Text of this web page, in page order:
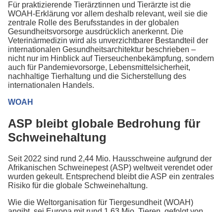
Für praktizierende Tierärztinnen und Tierärzte ist die
WOAH-Erklärung vor allem deshalb relevant, weil sie die
zentrale Rolle des Berufsstandes in der globalen
Gesundheitsvorsorge ausdrücklich anerkennt. Die
Veterinärmedizin wird als unverzichtbarer Bestandteil der
internationalen Gesundheitsarchitektur beschrieben –
nicht nur im Hinblick auf Tierseuchenbekämpfung, sondern
auch für Pandemievorsorge, Lebensmittelsicherheit,
nachhaltige Tierhaltung und die Sicherstellung des
internationalen Handels.
WOAH
ASP bleibt globale Bedrohung für
Schweinehaltung
Seit 2022 sind rund 2,44 Mio. Hausschweine aufgrund der
Afrikanischen Schweinepest (ASP) weltweit verendet oder
wurden gekeult. Entsprechend bleibt die ASP ein zentrales
Risiko für die globale Schweinehaltung.
Wie die Weltorganisation für Tiergesundheit (WOAH)